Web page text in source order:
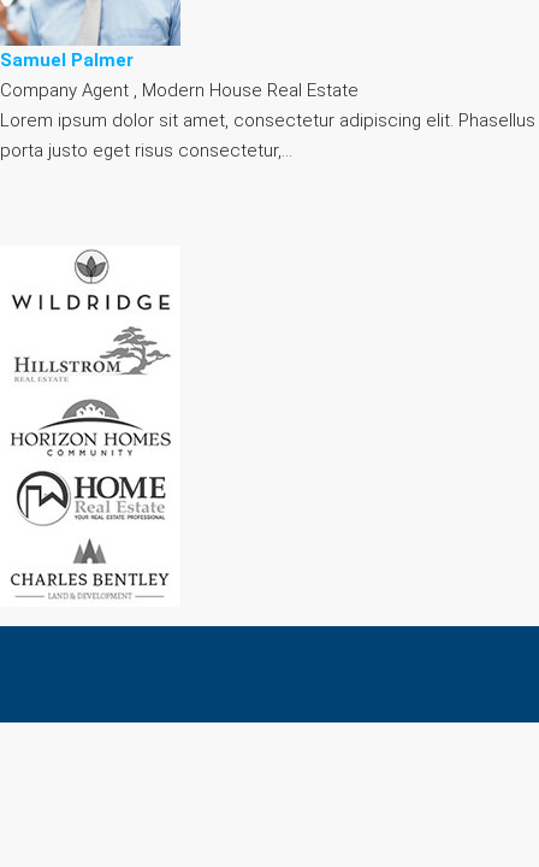
Samuel Palmer
Company Agent , Modern House Real Estate
Lorem ipsum dolor sit amet, consectetur adipiscing elit. Phasellus
porta justo eget risus consectetur,…